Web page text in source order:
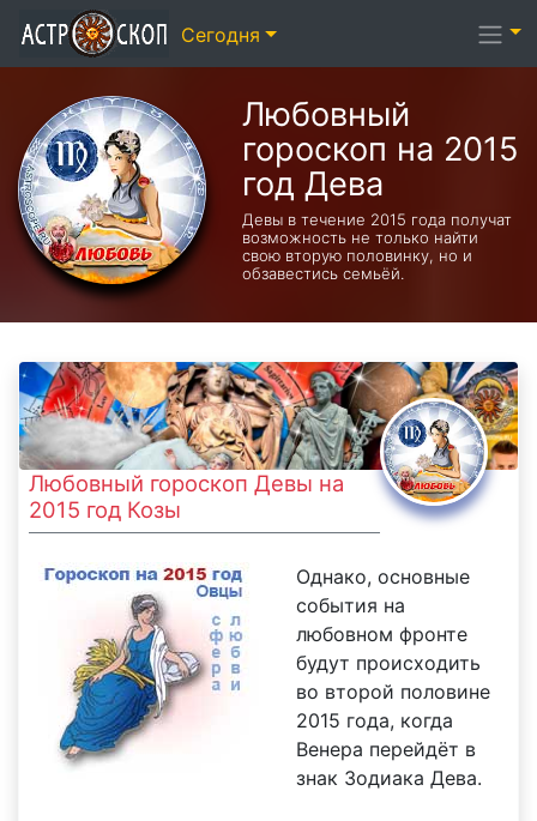
Любовный
гороскоп на 2015
год Дева
Девы в течение 2015 года получат
возможность не только найти
свою вторую половинку, но и
обзавестись семьёй.
Любовный гороскоп Девы на
2015 год Козы
Однако, основные
события на
любовном фронте
будут происходить
во второй половине
2015 года, когда
Венера перейдёт в
знак Зодиака Дева.
Сегодня